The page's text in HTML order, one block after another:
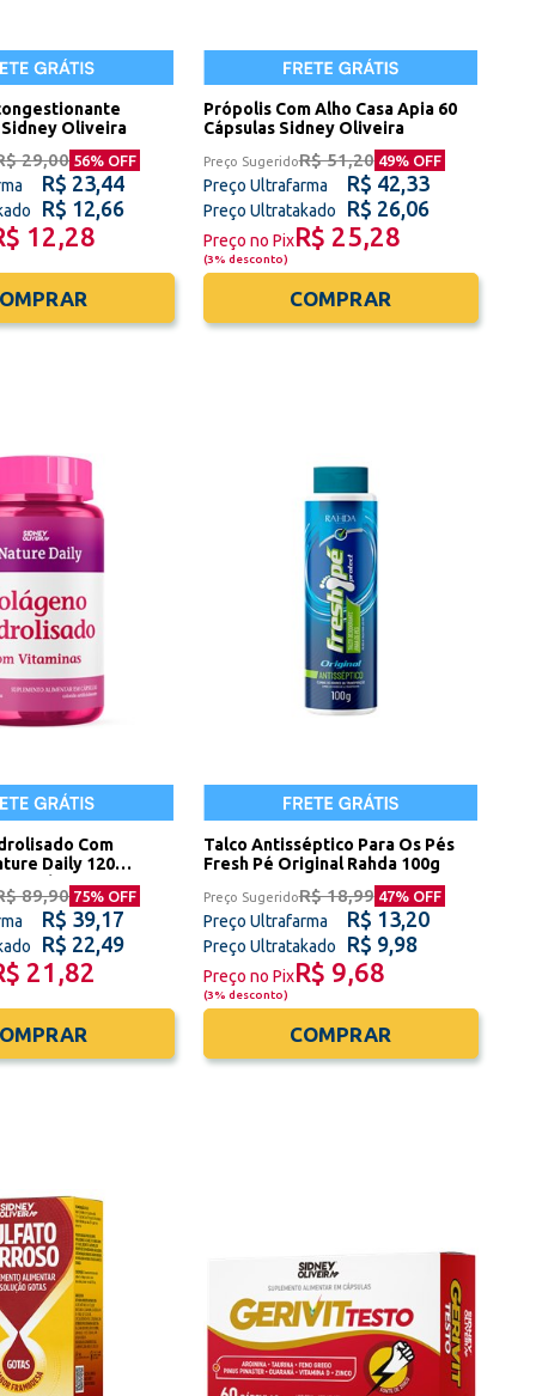
Sidney Oliveira
29,00 56% OFF
R$ 23,44
R$ 12,66
12,28
Própolis Com Alho Casa Apia 60
Cápsulas Sidney Oliveira
Preço SugeridoR$ 51,20 49% OFF
Preço Ultrafarma R$ 42,33
Preço Ultratakado R$ 26,06
Preço no PixR$ 25,28
(3% desconto)
COMPRAR
Com
Daily 120
Oliveira
89,90 75% OFF
R$ 39,17
R$ 22,49
21,82
Talco Antisséptico Para Os Pés
Fresh Pé Original Rahda 100g
Preço SugeridoR$ 18,99 47% OFF
Preço Ultrafarma R$ 13,20
Preço Ultratakado R$ 9,98
Preço no PixR$ 9,68
(3% desconto)
COMPRAR